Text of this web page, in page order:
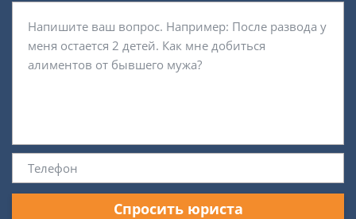
Спросить юриста